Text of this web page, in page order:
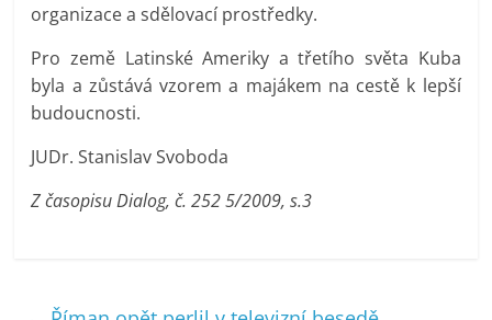
organizace a sdělovací prostředky.
Pro země Latinské Ameriky a třetího světa Kuba
byla a zůstává vzorem a majákem na cestě k lepší
budoucnosti.
JUDr. Stanislav Svoboda
Z časopisu Dialog, č. 252 5/2009, s.3